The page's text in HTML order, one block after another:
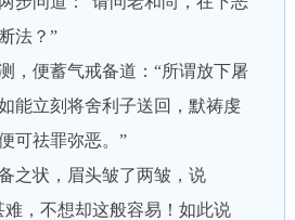
法？”
便蓄气戒备道：“所谓放下屠
能立刻将舍利子送回，默祷虔
可祛罪弥恶。”
状，眉头皱了两皱，说
，不想却这般容易！如此说